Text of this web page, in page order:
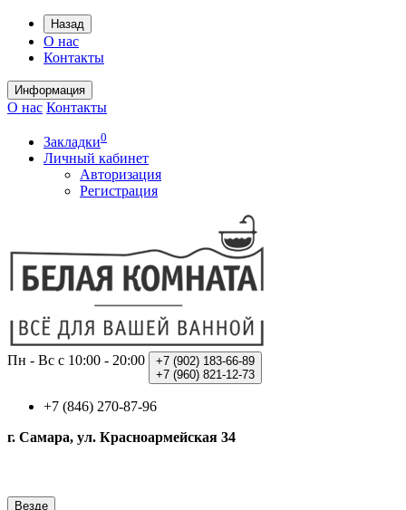
Назад
О нас
Контакты
Информация
О нас Контакты
Закладки0
Личный кабинет
Авторизация
Регистрация
Пн - Вс с 10:00 - 20:00 +7 (902) 183-66-89
+7 (960) 821-12-73
+7 (846) 270-87-96
г. Самара, ул. Красноармейская 34
Везде